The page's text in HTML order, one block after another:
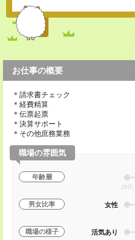
お仕事の概要
＊請求書チェック
＊経費精算
＊伝票起票
＊決算サポート
＊その他庶務業務
職場の雰囲気
年齢層
20代
男女比率 女性
職場の様子 活気あり